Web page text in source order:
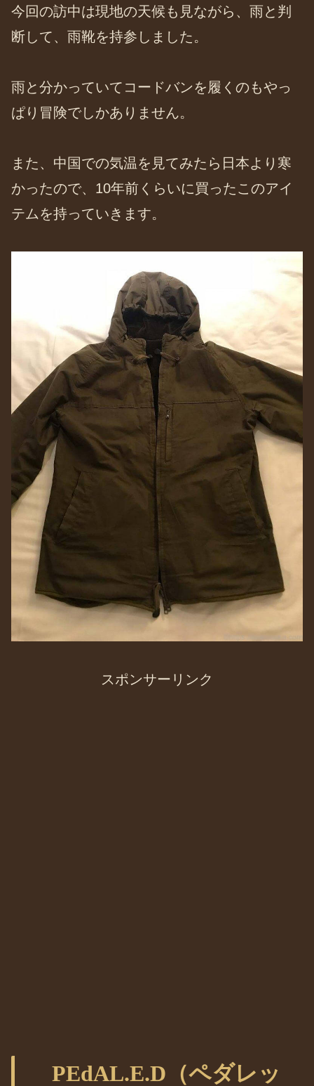
今回の訪中は現地の天候も見ながら、雨と判
断して、雨靴を持参しました。
雨と分かっていてコードバンを履くのもやっ
ぱり冒険でしかありません。
また、中国での気温を見てみたら日本より寒
かったので、10年前くらいに買ったこのアイ
テムを持っていきます。
スポンサーリンク
PEdAL.E.D（ペダレッ